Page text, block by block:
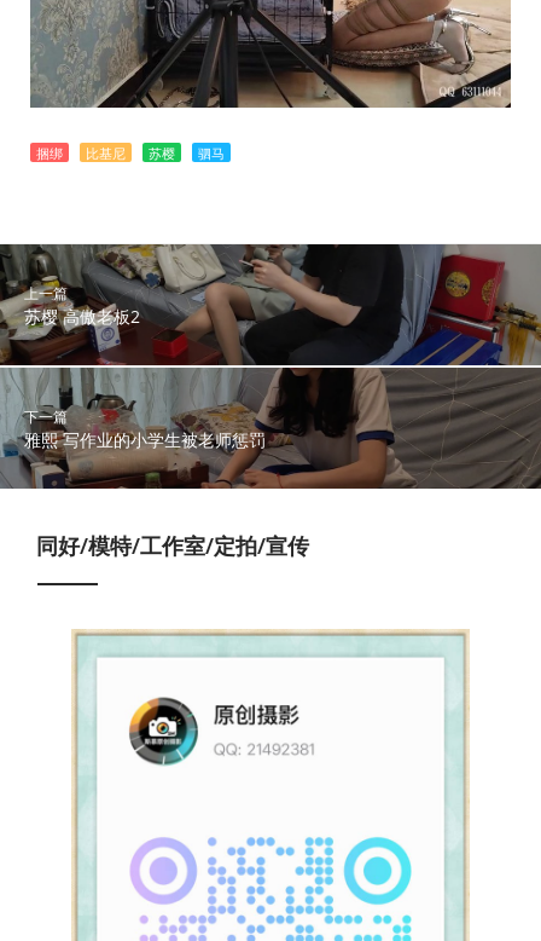
捆绑 比基尼 苏樱 驷马
上一篇
苏樱 高傲老板2
下一篇
雅熙 写作业的小学生被老师惩罚
同好/模特/工作室/定拍/宣传